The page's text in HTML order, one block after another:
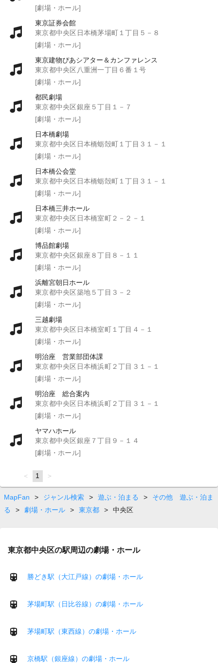
[劇場・ホール]
東京証券会館
東京都中央区日本橋茅場町１丁目５－８
[劇場・ホール]
東京建物ぴあシアター＆カンファレンス
東京都中央区八重洲一丁目６番１号
[劇場・ホール]
都民劇場
東京都中央区銀座５丁目１－７
[劇場・ホール]
日本橋劇場
東京都中央区日本橋蛎殻町１丁目３１－１
[劇場・ホール]
日本橋公会堂
東京都中央区日本橋蛎殻町１丁目３１－１
[劇場・ホール]
日本橋三井ホール
東京都中央区日本橋室町２－２－１
[劇場・ホール]
博品館劇場
東京都中央区銀座８丁目８－１１
[劇場・ホール]
浜離宮朝日ホール
東京都中央区築地５丁目３－２
[劇場・ホール]
三越劇場
東京都中央区日本橋室町１丁目４－１
[劇場・ホール]
明治座 営業部団体課
東京都中央区日本橋浜町２丁目３１－１
[劇場・ホール]
明治座 総合案内
東京都中央区日本橋浜町２丁目３１－１
[劇場・ホール]
ヤマハホール
東京都中央区銀座７丁目９－１４
[劇場・ホール]
page
You're
on
page
1 page
MapFan > ジャンル検索 > 遊ぶ・泊まる >
その他 遊ぶ・泊ま
る
> 劇場・ホール > 東京都 > 中央区
東京都中央区の駅周辺の劇場・ホール
勝どき駅（大江戸線）の劇場・ホール
茅場町駅（日比谷線）の劇場・ホール
茅場町駅（東西線）の劇場・ホール
京橋駅（銀座線）の劇場・ホール